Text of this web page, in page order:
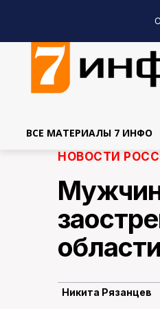
ВСЕ МАТЕРИАЛЫ 7 ИНФО
НОВОСТИ
области
Никита Рязанцев